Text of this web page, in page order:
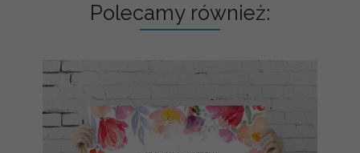
Polecamy również: